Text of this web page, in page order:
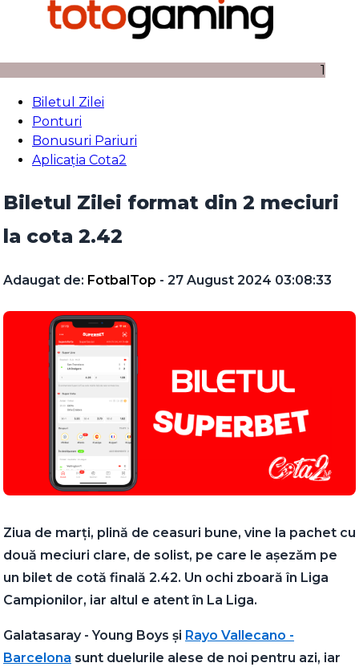
1
Biletul Zilei
Ponturi
Bonusuri Pariuri
Aplicația Cota2
Biletul Zilei format din 2 meciuri
la cota 2.42
Adaugat de: FotbalTop - 27 August 2024 03:08:33
Ziua de marți, plină de ceasuri bune, vine la pachet cu
două meciuri clare, de solist, pe care le așezăm pe
un bilet de cotă finală 2.42. Un ochi zboară în Liga
Campionilor, iar altul e atent în La Liga.
Galatasaray - Young Boys și Rayo Vallecano -
Barcelona sunt duelurile alese de noi pentru azi, iar